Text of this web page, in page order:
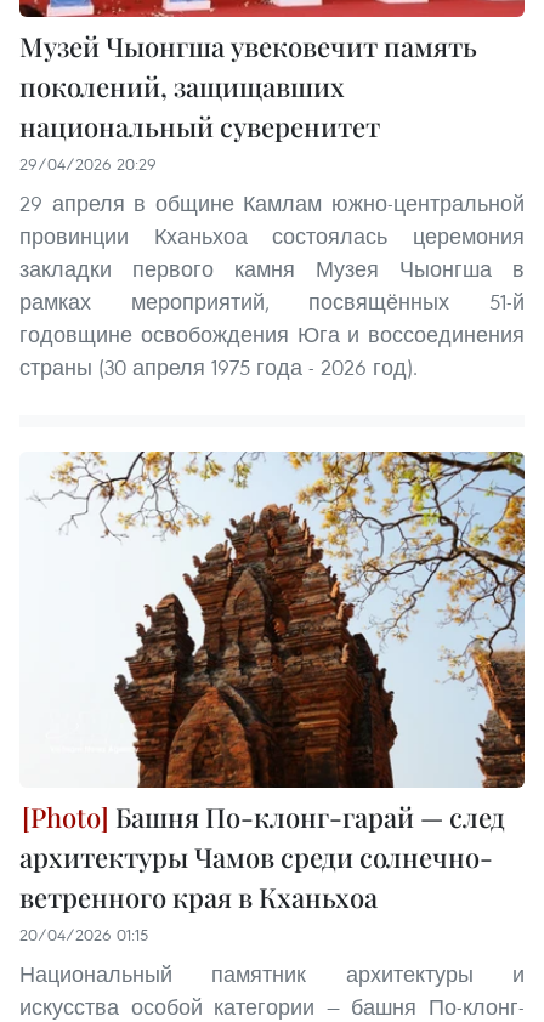
Музей Чыонгша увековечит память
поколений, защищавших
национальный суверенитет
29/04/2026 20:29
29 апреля в общине Камлам южно-центральной
провинции Кханьхоа состоялась церемония
закладки первого камня Музея Чыонгша в
рамках мероприятий, посвящённых 51-й
годовщине освобождения Юга и воссоединения
страны (30 апреля 1975 года - 2026 год).
Башня По-клонг-гарай — след
архитектуры Чамов среди солнечно-
ветренного края в Кханьхоа
20/04/2026 01:15
Национальный памятник архитектуры и
искусства особой категории — башня По-клонг-